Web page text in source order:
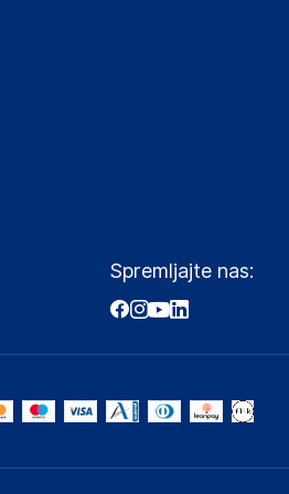
Spremljajte nas: